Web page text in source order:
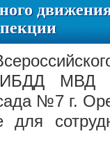
МВД
№7 г.